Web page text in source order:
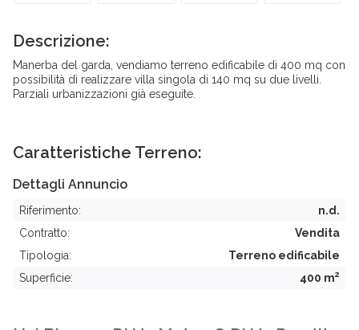
Descrizione:
Manerba del garda, vendiamo terreno edificabile di 400 mq con
possibilità di realizzare villa singola di 140 mq su due livelli.
Parziali urbanizzazioni già eseguite.
Caratteristiche Terreno:
Dettagli Annuncio
Riferimento:
n.d.
Contratto:
Vendita
Tipologia:
Terreno edificabile
Superficie:
400 m2